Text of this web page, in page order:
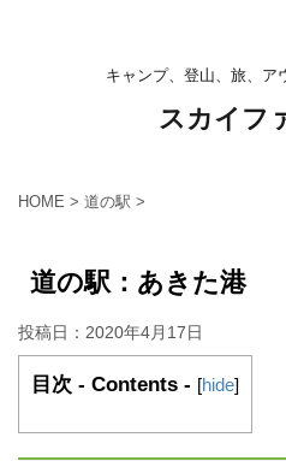
キャンプ、登山、旅、ア
スカイフ
HOME > 道の駅 >
道の駅：あきた港
投稿日： 2020年4月17日
目次 - Contents - [hide]